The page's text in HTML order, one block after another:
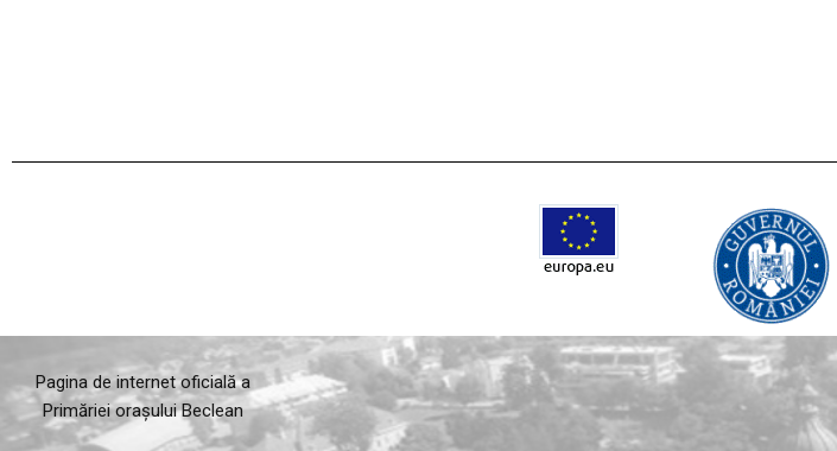
Pagina de internet oficială a
Primăriei orașului Beclean